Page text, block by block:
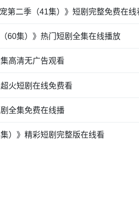
第二季（41集）》短剧完整免费在线
60集）》热门短剧全集在线播放
高清无广告观看
火短剧在线免费看
全集免费在线播
）》精彩短剧完整版在线看